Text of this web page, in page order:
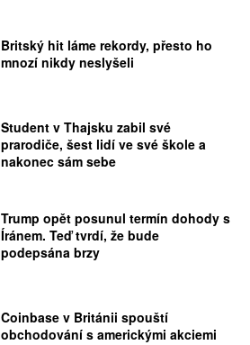
Britský hit láme rekordy, přesto ho
mnozí nikdy neslyšeli
Student v Thajsku zabil své
prarodiče, šest lidí ve své škole a
nakonec sám sebe
Trump opět posunul termín dohody s
Íránem. Teď tvrdí, že bude
podepsána brzy
Coinbase v Británii spouští
obchodování s americkými akciemi